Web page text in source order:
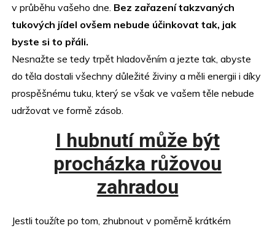
v průběhu vašeho dne. Bez zařazení takzvaných
tukových jídel ovšem nebude účinkovat tak, jak
byste si to přáli.
Nesnažte se tedy trpět hladověním a jezte tak, abyste
do těla dostali všechny důležité živiny a měli energii i díky
prospěšnému tuku, který se však ve vašem těle nebude
udržovat ve formě zásob.
I hubnutí může být
procházka růžovou
zahradou
Jestli toužíte po tom, zhubnout v poměrně krátkém